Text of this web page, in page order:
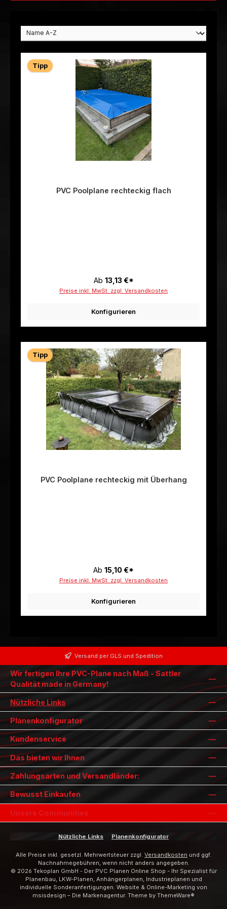
Tipp
PVC Poolplane rechteckig flach
Ab 13,13 €*
Preise inkl. MwSt. zzgl. Versandkosten
Konfigurieren
Tipp
PVC Poolplane rechteckig mit Überhang
Ab 15,10 €*
Preise inkl. MwSt. zzgl. Versandkosten
Konfigurieren
Versand per GLS und Spedition
Wir fertigen Ihre PVC-Plane nach Maß - Sattler
Qualität made in Germany!
Nützliche Links
Planenkonfigurator
Kundenservice
Das bieten wir Ihnen
Zahlungsarten und Versandländer:
Bewusst Einkaufen
Unsere Communities
Nützliche Links Planenkonfigurator
Alle Preise inkl. gesetzl. Mehrwertsteuer zzgl. Versandkosten und ggf.
Nachnahmegebühren, wenn nicht anders angegeben.
© 2026 Tekoplan GmbH - Der PVC Planen Online Shop - Ihr Spezialist für
Planenbau, LKW-Planen, Anhängerplanen, Industrieplanen und
individuelle Sonderanfertigungen. Website & Online-Marketing von
msisdesign – Die Markenagentur. Theme by ThemeWare®